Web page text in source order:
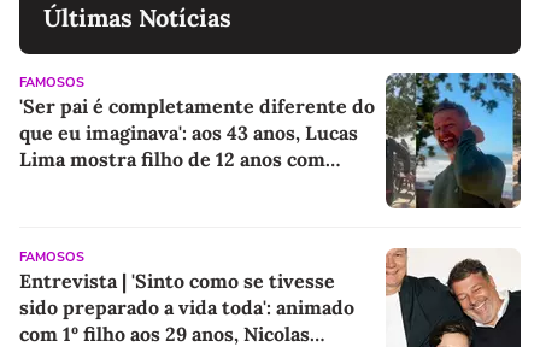
Últimas Notícias
FAMOSOS
'Ser pai é completamente diferente do
que eu imaginava': aos 43 anos, Lucas
Lima mostra filho de 12 anos com
FAMOSOS
Entrevista | 'Sinto como se tivesse
sido preparado a vida toda': animado
com 1º filho aos 29 anos, Nicolas